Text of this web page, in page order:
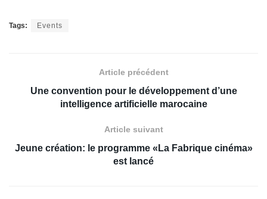
Tags: Events
Article précédent
Une convention pour le développement d’une
intelligence artificielle marocaine
Article suivant
Jeune création: le programme «La Fabrique cinéma»
est lancé